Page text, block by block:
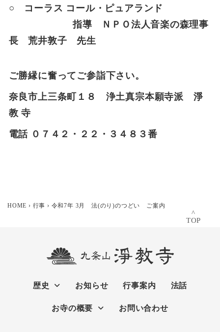
○ コーラス コール・ピュアランド
指導 ＮＰＯ法人音楽の森理事
長 荒井敦子 先生
ご勝縁に奮ってご参詣下さい。
奈良市上三条町１８ 浄土真宗本願寺派 淨
教 寺
電話 ０７４２・２２・３４８３番
HOME › 行事 › 令和7年 3月 法(のり)のつどい ご案内
^
TOP
歴史 お知らせ 行事案内 法話
お寺の概要 お問い合わせ